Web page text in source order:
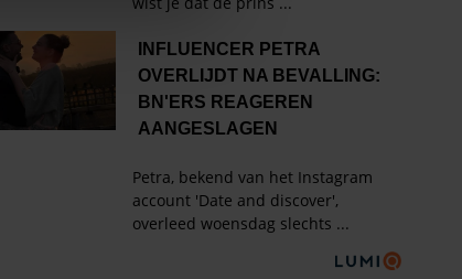
voor social
die u aan ze heeft
onze cookies als u